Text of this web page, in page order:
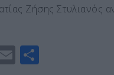
Ζήσης Στυλιανός
E